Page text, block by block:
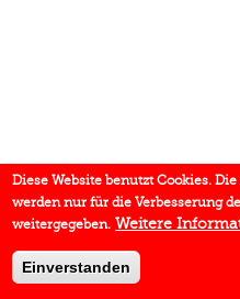
Diese Website benutzt Cookies.
werden nur für die Verbesserung
weitergegeben. Weitere
Einverstanden